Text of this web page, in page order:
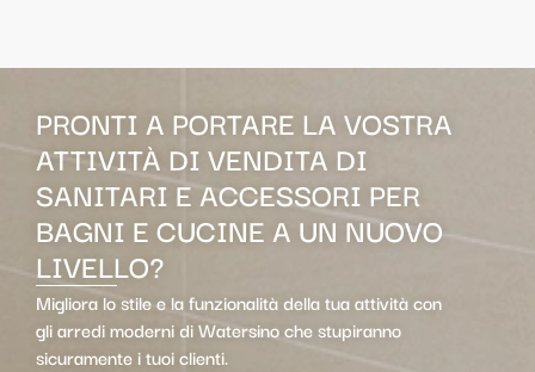
PRONTI A PORTARE LA VOSTRA
ATTIVITÀ DI VENDITA DI
SANITARI E ACCESSORI PER
BAGNI E CUCINE A UN NUOVO
LIVELLO?
Migliora lo stile e la funzionalità della tua attività con
gli arredi moderni di Watersino che stupiranno
sicuramente i tuoi clienti.